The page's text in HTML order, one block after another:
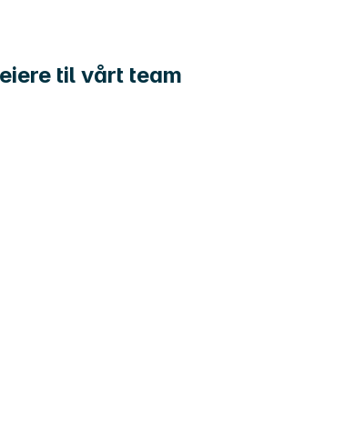
til vårt team